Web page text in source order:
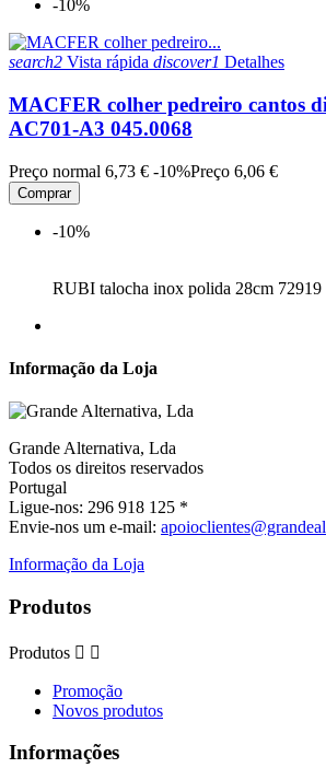
-10%
search2 Vista rápida discover1 Detalhes
MACFER colher pedreiro cantos
AC701-A3 045.0068
Preço normal 6,73 € -10%Preço 6,06 €
Comprar
-10%
RUBI talocha inox polida 28cm 72919
Informação da Loja
Grande Alternativa, Lda
Todos os direitos reservados
Portugal
Ligue-nos: 296 918 125 *
Envie-nos um e-mail:
Informação da Loja
Produtos
Produtos  
Promoção
Novos produtos
Informações